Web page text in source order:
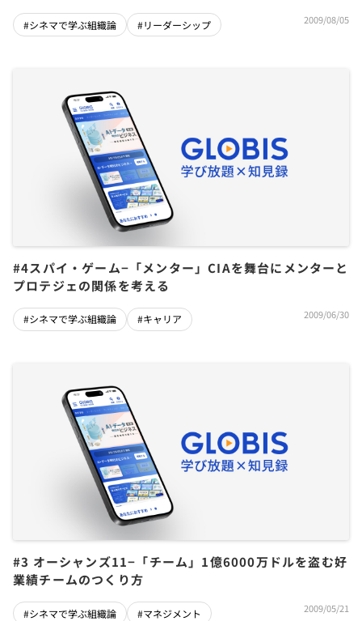
#シネマで学ぶ組織論 #リーダーシップ 2009/08/05
#4スパイ・ゲーム−「メンター」CIAを舞台にメンターと
プロテジェの関係を考える
#シネマで学ぶ組織論 #キャリア 2009/06/30
#3 オーシャンズ11−「チーム」1億6000万ドルを盗む好
業績チームのつくり方
#シネマで学ぶ組織論 #マネジメント 2009/05/21